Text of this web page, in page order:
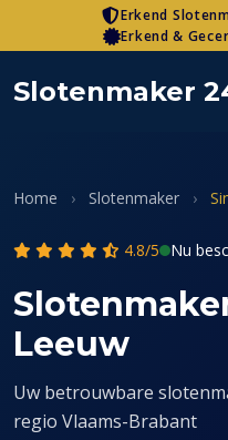
to
content
Erkend
Erkend &
Slotenmaker
Home › Slotenmaker ›
4.8/5 Nu
Leeuw
Uw betrouwbare
regio Vlaams-Brabant